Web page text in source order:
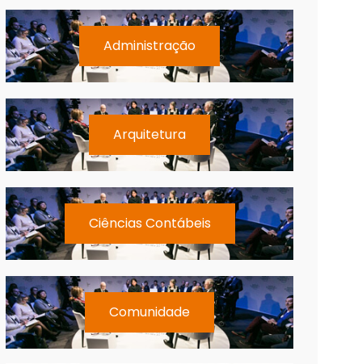
Administração
Arquitetura
Ciências Contábeis
Comunidade